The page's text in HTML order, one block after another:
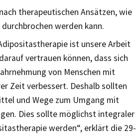
therapeutischen Ansätzen, wie
werden kann.
ist unsere Arbeit
vertrauen können, dass sich
von Menschen mit
Zeit verbessert. Deshalb sollten
und Wege zum Umgang mit
Dies sollte möglichst integraler
werden“, erklärt die 29-